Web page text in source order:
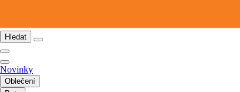
Hledat
Novinky
Oblečení